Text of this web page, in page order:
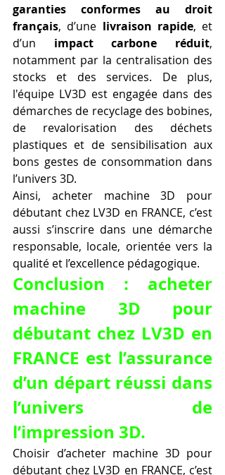
garanties conformes au droit
français, d’une livraison rapide, et
d’un impact carbone réduit,
notamment par la centralisation des
stocks et des services. De plus,
l'équipe LV3D est engagée dans des
démarches de recyclage des bobines,
de revalorisation des déchets
plastiques et de sensibilisation aux
bons gestes de consommation dans
l’univers 3D.
Ainsi, acheter machine 3D pour
débutant chez LV3D en FRANCE, c’est
aussi s’inscrire dans une démarche
responsable, locale, orientée vers la
qualité et l’excellence pédagogique.
Conclusion : acheter
machine 3D pour
débutant chez LV3D en
FRANCE est l’assurance
d’un départ réussi dans
l’univers de
l’impression 3D.
Choisir d’acheter machine 3D pour
débutant chez LV3D en FRANCE, c’est